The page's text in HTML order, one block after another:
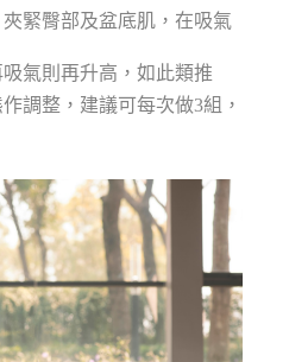
緊臀部及盆底肌，在吸氣
氣則再升高，如此類推
調整，建議可每次做3組，